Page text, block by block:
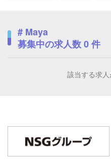
# Maya
募集中の求人数0件
該当する求人